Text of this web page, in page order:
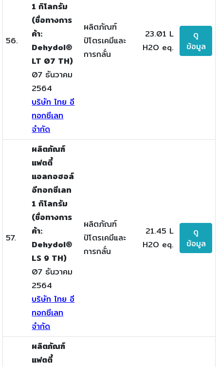
56.
1 กิโลกรัม
(ชื่อทางการ
ค้า:
Dehydol®
LT 07 TH)
07 ธันวาคม
2564
บริษัท ไทย อี
ทอกซีเลท
จำกัด
ผลิตภัณฑ์
ปิโตรเคมีและ
การกลั่น
23.01 L
H2O eq.
ดู
ข้อมูล
57.
ผลิตภัณฑ์
แฟตตี้
แอลกอฮอล์
อีทอกซีเลท
1 กิโลกรัม
(ชื่อทางการ
ค้า:
Dehydol®
LS 9 TH)
07 ธันวาคม
2564
บริษัท ไทย อี
ทอกซีเลท
จำกัด
ผลิตภัณฑ์
ปิโตรเคมีและ
การกลั่น
21.45 L
H2O eq.
ดู
ข้อมูล
ผลิตภัณฑ์
แฟตตี้